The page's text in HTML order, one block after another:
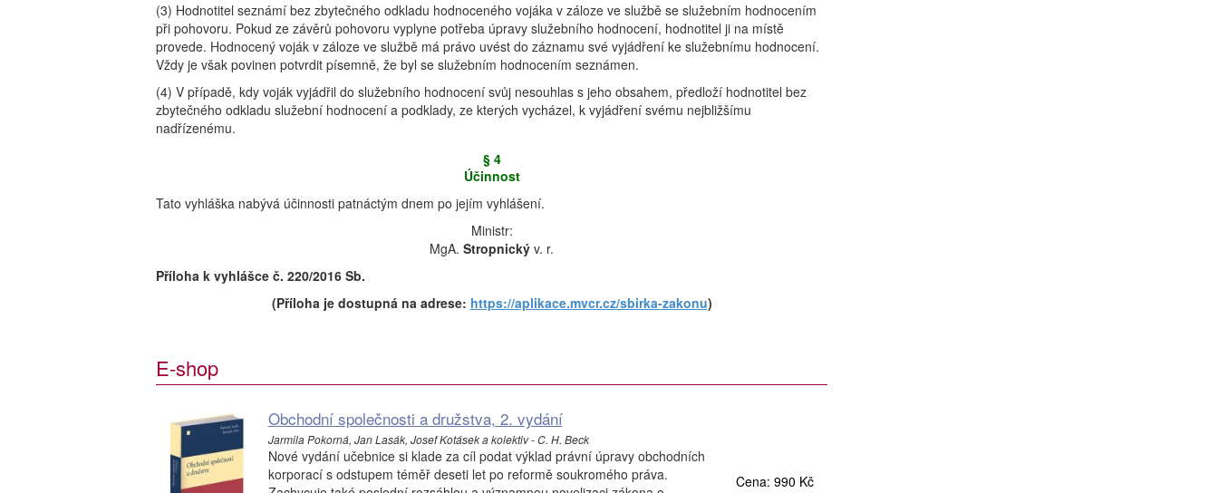
(3) Hodnotitel seznámí bez zbytečného odkladu hodnoceného vojáka v záloze ve službě se služebním hodnocením
při pohovoru. Pokud ze závěrů pohovoru vyplyne potřeba úpravy služebního hodnocení, hodnotitel ji na místě
provede. Hodnocený voják v záloze ve službě má právo uvést do záznamu své vyjádření ke služebnímu hodnocení.
Vždy je však povinen potvrdit písemně, že byl se služebním hodnocením seznámen.
(4) V případě, kdy voják vyjádřil do služebního hodnocení svůj nesouhlas s jeho obsahem, předloží hodnotitel bez
zbytečného odkladu služební hodnocení a podklady, ze kterých vycházel, k vyjádření svému nejbližšímu
nadřízenému.
§ 4
Účinnost
Tato vyhláška nabývá účinnosti patnáctým dnem po jejím vyhlášení.
Ministr:
MgA. Stropnický v. r.
Příloha k vyhlášce č. 220/2016 Sb.
(Příloha je dostupná na adrese: https://aplikace.mvcr.cz/sbirka-zakonu)
E-shop
Obchodní společnosti a družstva, 2. vydání
Jarmila Pokorná, Jan Lasák, Josef Kotásek a kolektiv - C. H. Beck
Nové vydání učebnice si klade za cíl podat výklad právní úpravy obchodních
korporací s odstupem téměř deseti let po reformě soukromého práva.
Cena: 990 Kč